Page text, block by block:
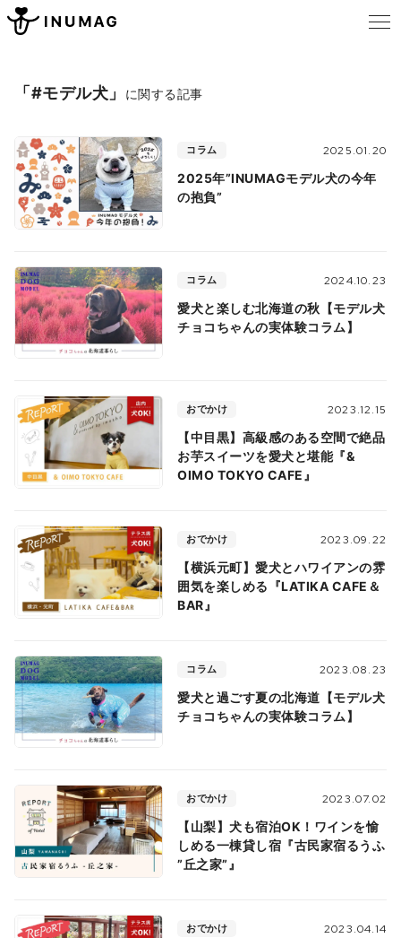
「#モデル犬」 に関する記事
コラム 2025.01.20
2025年”INUMAGモデル犬の今年
の抱負”
コラム 2024.10.23
愛犬と楽しむ北海道の秋【モデル犬
チョコちゃんの実体験コラム】
おでかけ 2023.12.15
【中目黒】高級感のある空間で絶品
お芋スイーツを愛犬と堪能『&
OIMO TOKYO CAFE』
おでかけ 2023.09.22
【横浜元町】愛犬とハワイアンの雰
囲気を楽しめる『LATIKA CAFE＆
BAR』
コラム 2023.08.23
愛犬と過ごす夏の北海道【モデル犬
チョコちゃんの実体験コラム】
おでかけ 2023.07.02
【山梨】犬も宿泊OK！ワインを愉
しめる一棟貸し宿『古民家宿るうふ
”丘之家”』
おでかけ 2023.04.14